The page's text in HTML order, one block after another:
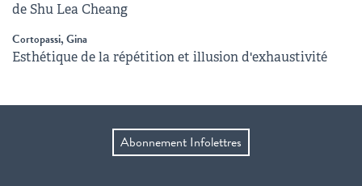
de Shu Lea Cheang
Cortopassi, Gina
Esthétique de la répétition et illusion d'exhaustivité
Abonnement Infolettres